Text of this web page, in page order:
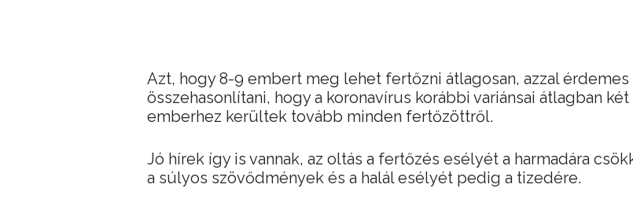
Azt, hogy 8-9 embert meg lehet fertőzni átlagosan, azzal érdemes
összehasonlítani, hogy a koronavírus korábbi variánsai átlagban két
emberhez kerültek tovább minden fertőzöttről.
Jó hírek így is vannak, az oltás a fertőzés esélyét a harmadára
a súlyos szövődmények és a halál esélyét pedig a tizedére.